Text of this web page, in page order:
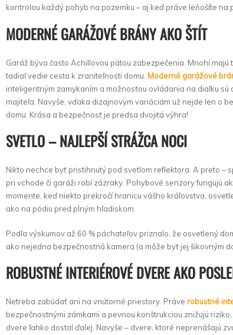
kontrolou každý pohyb na pozemku – aj keď práve leňošíte na
MODERNÉ GARÁŽOVÉ BRÁNY AKO ŠTÍT
Garáž býva často Achillovou pätou zabezpečenia. Mnohí
tadiaľ vedie cesta k zraniteľnosti domu. Moderné garážové
inteligentným zamykaním a možnosťou ovládania na diaľku
majiteľa. Navyše, vďaka dizajnovým variáciám už nejde len o
domu. Krása a bezpečnosť je predsa dvojitá výhra!
SVETLO – NAJLEPŠÍ STRÁŽCA NOCI
Nikto nechce byť pristihnutý pod svetlom reflektora. A preto –
pri vchode či garáži robí zázraky. Pohybové senzory fungujú
momente, keď niekto prekročí hranicu vášho kráľovstva,
ako na pódiu pred plným hľadiskom.
Podľa výskumov až 60 % páchateľov priznalo, že osvetlený
ako nejedna bezpečnostná kamera (a môže byť jej šikovným
ROBUSTNÉ INTERIÉROVÉ DVERE AKO
Netreba zabúdať ani na vnútorné priestory. Práve robustné
bezpečnostnými zámkami a pevnou konštrukciou znižujú
dvere ľahko dostal ďalej. Navyše – dvere, ktoré neprenášajú